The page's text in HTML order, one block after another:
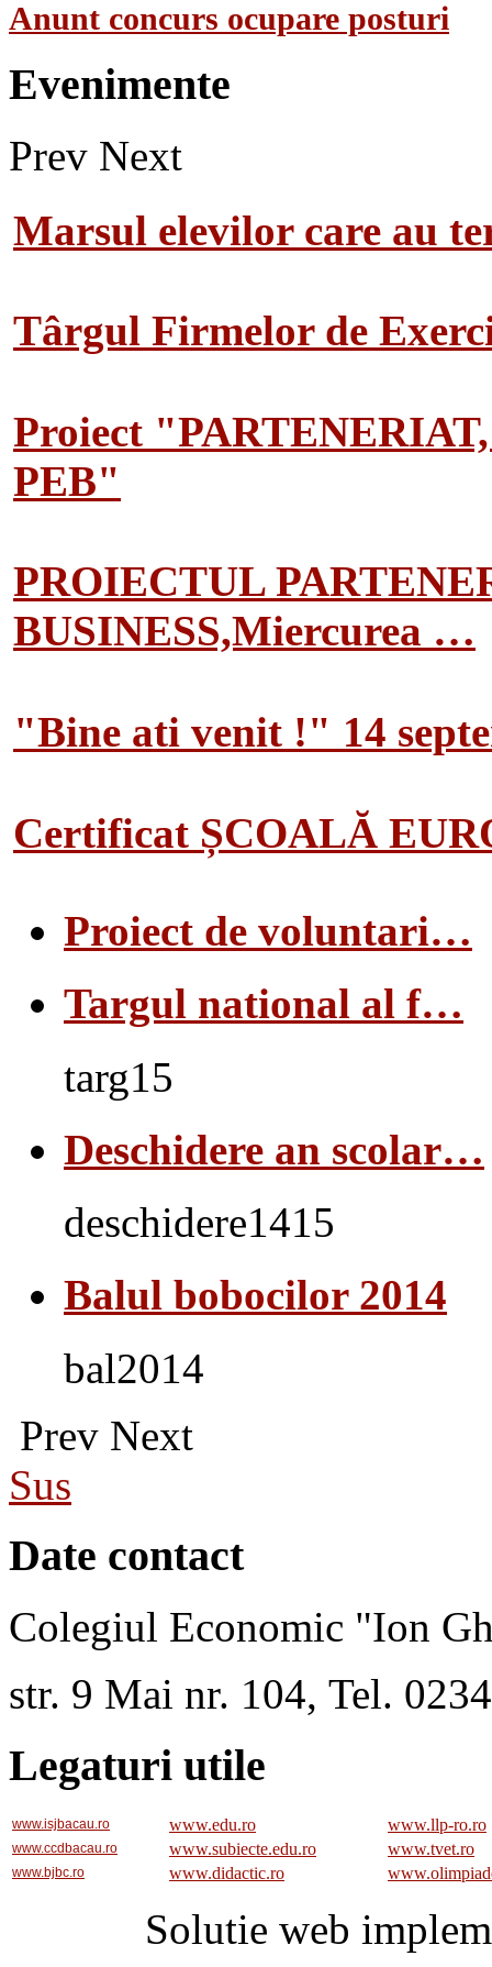
Anunt concurs ocupare posturi
Evenimente
Prev Next
Marsul elevilor care au
Târgul Firmelor de
Proiect
PEB"
PROIECTUL
BUSINESS,Miercurea …
"Bine ati venit !" 14
Certificat ȘCOALĂ
Proiect de voluntari…
Targul national al f…
targ15
Deschidere an scolar…
deschidere1415
Balul bobocilor 2014
bal2014
Prev Next
Sus
Date contact
Colegiul Economic "Ion
str. 9 Mai nr. 104, Tel.
Legaturi utile
www.isjbacau.ro www.edu.ro www.llp-ro.ro
www.ccdbacau.ro www.subiecte.edu.ro www.tvet.ro
www.bjbc.ro www.didactic.ro
Solutie web